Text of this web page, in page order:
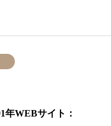
年WEBサイト：